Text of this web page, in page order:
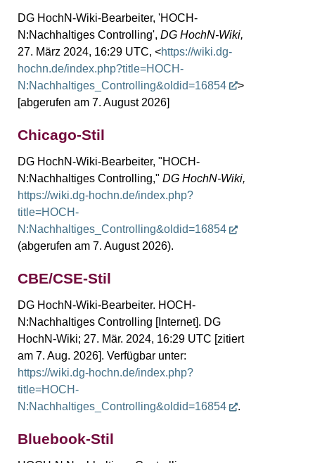
DG HochN-Wiki-Bearbeiter, 'HOCH-
N:Nachhaltiges Controlling', DG HochN-Wiki,
27. März 2024, 16:29 UTC, <https://wiki.dg-
hochn.de/index.php?title=HOCH-
N:Nachhaltiges_Controlling&oldid=16854
>
[abgerufen am 7. August 2026]
Chicago-Stil
DG HochN-Wiki-Bearbeiter, "HOCH-
N:Nachhaltiges Controlling," DG HochN-Wiki,
https://wiki.dg-hochn.de/index.php?
title=HOCH-
N:Nachhaltiges_Controlling&oldid=16854
(abgerufen am 7. August 2026).
CBE/CSE-Stil
DG HochN-Wiki-Bearbeiter. HOCH-
N:Nachhaltiges Controlling [Internet]. DG
HochN-Wiki; 27. Mär. 2024, 16:29 UTC [zitiert
am 7. Aug. 2026]. Verfügbar unter:
https://wiki.dg-hochn.de/index.php?
title=HOCH-
N:Nachhaltiges_Controlling&oldid=16854
.
Bluebook-Stil